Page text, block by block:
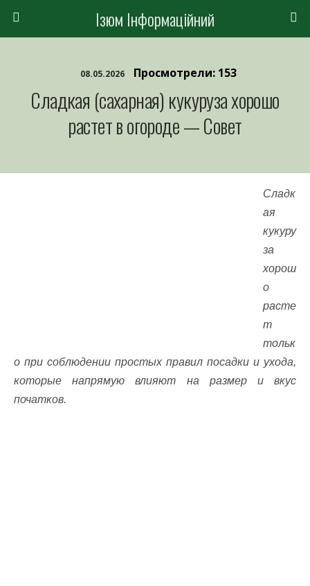
Ізюм Інформаційний
08.05.2026 Просмотрели: 153
Сладкая (сахарная) кукуруза хорошо
растет в огороде — Совет
Сладк
ая
кукуру
за
хорош
о
расте
т
тольк
о при соблюдении простых правил посадки и ухода,
которые напрямую влияют на размер и вкус
початков.